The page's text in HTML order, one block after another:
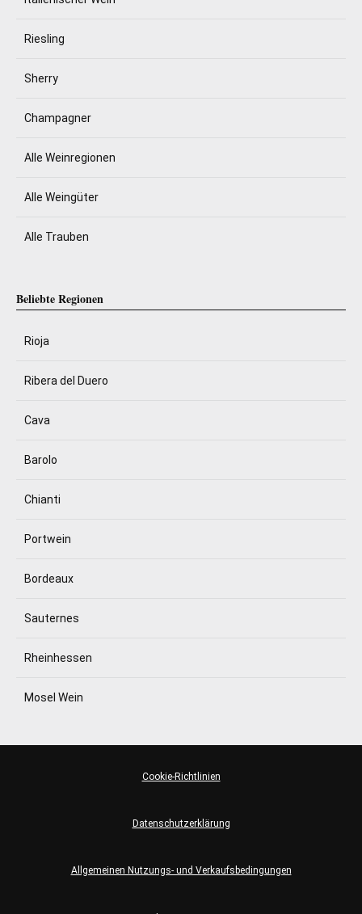
Riesling
Sherry
Champagner
Alle Weinregionen
Alle Weingüter
Alle Trauben
Beliebte Regionen
Rioja
Ribera del Duero
Cava
Barolo
Chianti
Portwein
Bordeaux
Sauternes
Rheinhessen
Mosel Wein
Allgemeinen Nutzungs- und Verkaufsbedingungen
Datenschutzerklärung
Cookie-Richtlinien